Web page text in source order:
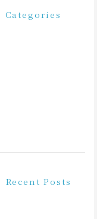
Categories
Recent Posts